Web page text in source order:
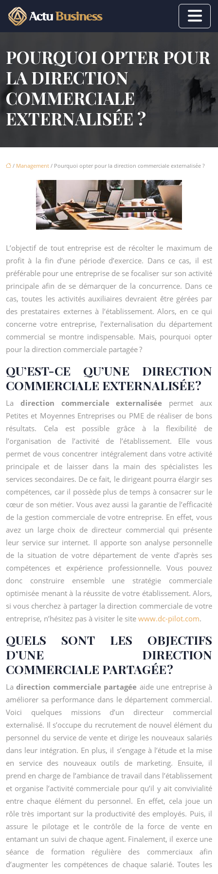
POURQUOI OPTER POUR
LA DIRECTION
COMMERCIALE
EXTERNALISÉE ?
/ Management / Pourquoi opter pour la direction commerciale externalisée ?
L’objectif de tout entreprise est de récolter le maximum de
profit à la fin d’une période d’exercice. Dans ce cas, il est
préférable pour une entreprise de se focaliser sur son activité
principale afin de se démarquer de la concurrence. Dans ce
cas, toutes les activités auxiliaires devraient être gérées par
des prestataires externes à l’établissement. Alors, en ce qui
concerne votre entreprise, l’externalisation du département
commercial se montre indispensable. Mais, pourquoi opter
pour la direction commerciale partagée ?
QU’EST-CE QU’UNE DIRECTION
COMMERCIALE EXTERNALISÉE ?
La direction commerciale externalisée permet aux
Petites et Moyennes Entreprises ou PME de réaliser de bons
résultats. Cela est possible grâce à la flexibilité de
l’organisation de l’activité de l’établissement. Elle vous
permet de vous concentrer intégralement dans votre activité
principale et de laisser dans la main des spécialistes les
services secondaires. De ce fait, le dirigeant pourra élargir ses
compétences, car il possède plus de temps à consacrer sur le
cœur de son métier. Vous avez aussi la garantie de l’efficacité
de la gestion commerciale de votre entreprise. En effet, vous
avez un large choix de directeur commercial qui présente
leur service sur internet. Il apporte son analyse personnelle
de la situation de votre département de vente d’après ses
compétences et expérience professionnelle. Vous pouvez
donc construire ensemble une stratégie commerciale
optimisée menant à la réussite de votre établissement. Alors,
si vous cherchez à partager la direction commerciale de votre
entreprise, n’hésitez pas à visiter le site www.dc-pilot.com.
QUELS SONT LES OBJECTIFS
D’UNE DIRECTION
COMMERCIALE PARTAGÉE ?
Ladirection commerciale partagée aide une entreprise à
améliorer sa performance dans le département commercial.
Voici quelques missions d’un directeur commercial
externalisé. Il s’occupe du recrutement de nouvel élément du
personnel du service de vente et dirige les nouveaux salariés
dans leur intégration. En plus, il s’engage à l’étude et la mise
en service des nouveaux outils de marketing. Ensuite, il
prend en charge de l’ambiance de travail dans l’établissement
et organise l’activité commerciale pour qu’il y ait convivialité
entre chaque élément du personnel. En effet, cela joue un
rôle très important sur la productivité des employés. Puis, il
assure le pilotage et le contrôle de la force de vente en
entamant un suivi de chaque agent. Finalement, il exerce une
séance de formation régulière des commerciaux afin
d’augmenter les compétences de chaque salarié. Toutes les